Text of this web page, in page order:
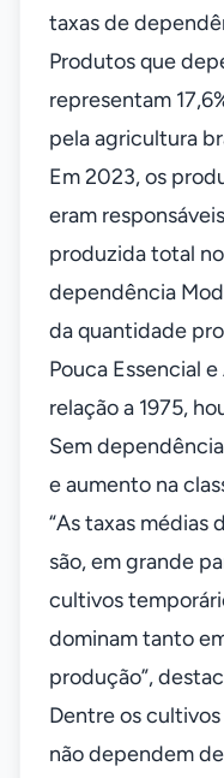
taxas de
Produtos que
representam
pela agricultura
Em 2023, os
eram
produzida total
dependência
da quantidade
Pouca Essencial
relação a 1975,
Sem
e aumento na
“As taxas médias
são, em grande
cultivos
dominam tanto
produção”,
Dentre os
não dependem